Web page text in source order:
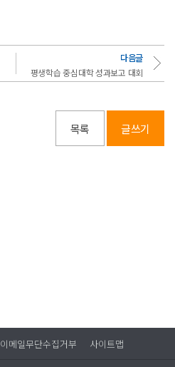
다음글
평생학습 중심대학 성과보고 대회
목록 글쓰기
이메일무단수집거부 사이트맵